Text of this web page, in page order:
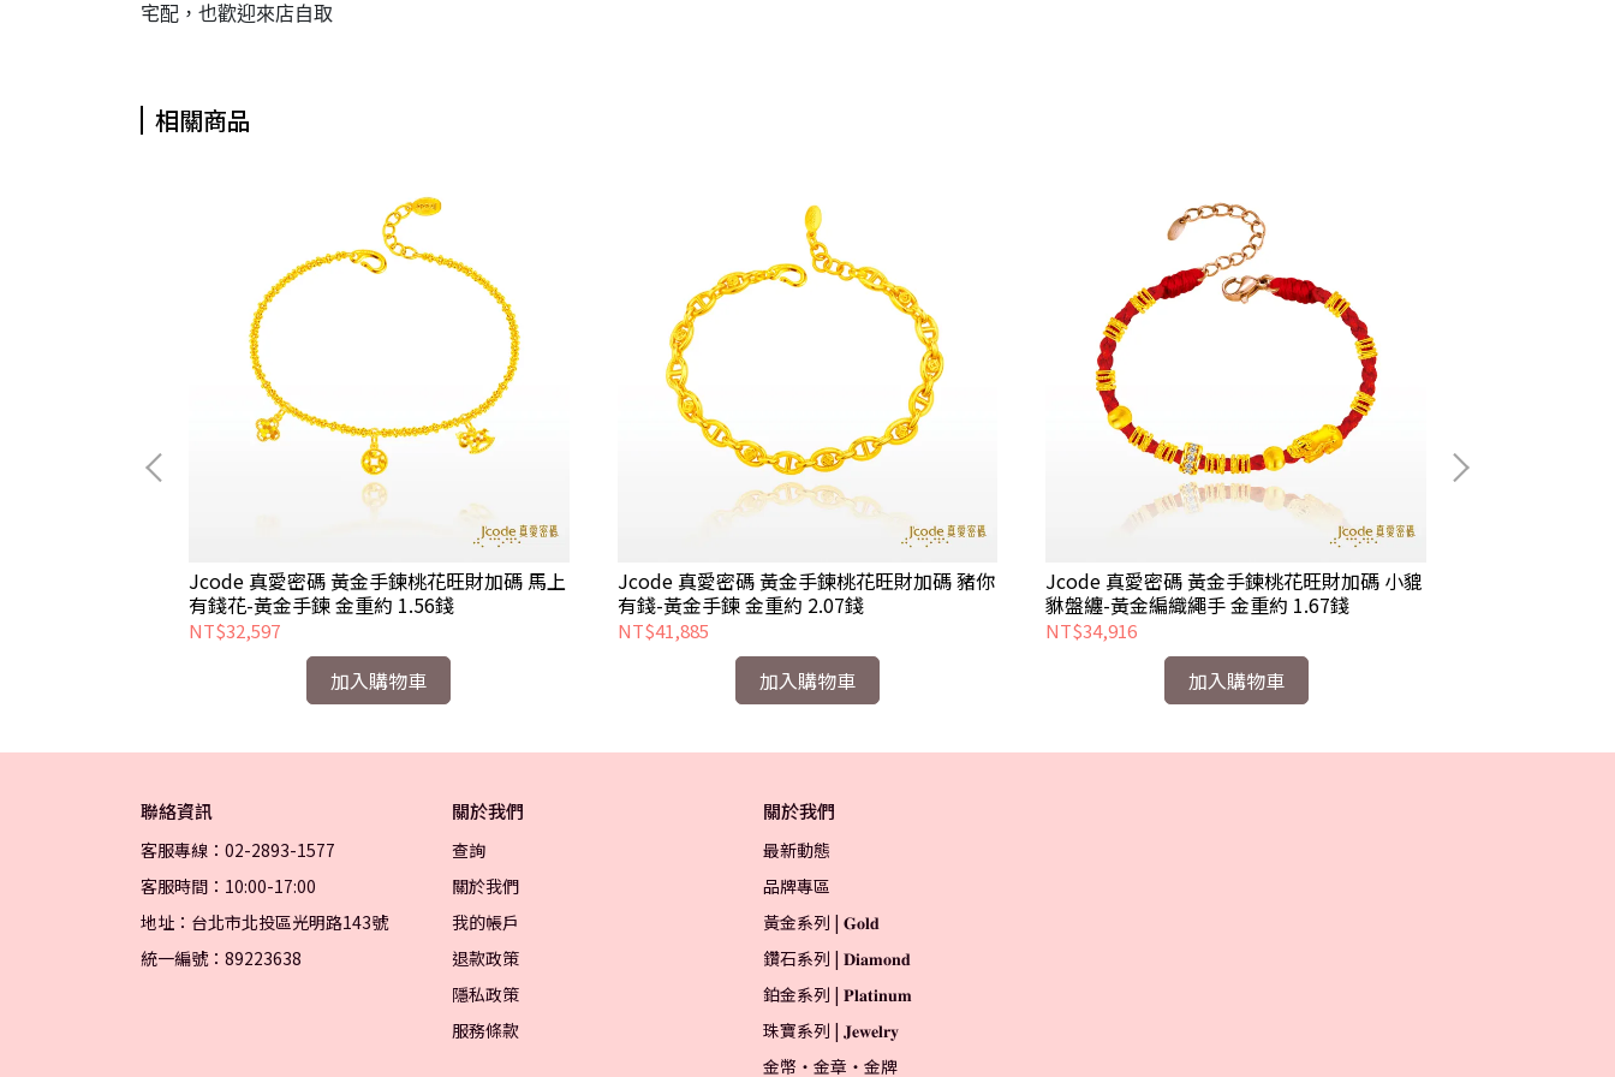
宅配，也歡迎來店自取
相關商品
Jcode 真愛密碼 黃金手鍊桃花旺財加碼 馬上
有錢花-黃金手鍊 金重約 1.56錢
NT$32,597
加入購物車
Jcode 真愛密碼 黃金手鍊桃花旺財加碼 豬你
有錢-黃金手鍊 金重約 2.07錢
NT$41,885
加入購物車
Jcode 真愛密碼 黃金手鍊桃花旺財加碼 小貔
貅盤纏-黃金編織繩手 金重約 1.67錢
NT$34,916
加入購物車
聯絡資訊
客服專線：02-2893-1577
客服時間：10:00-17:00
地址：台北市北投區光明路143號
統一編號：89223638
關於我們
查詢
關於我們
我的帳戶
退款政策
隱私政策
服務條款
關於我們
最新動態
品牌專區
黃金系列 | 𝐆𝐨𝐥𝐝
鑽石系列 | 𝐃𝐢𝐚𝐦𝐨𝐧𝐝
鉑金系列 | 𝐏𝐥𝐚𝐭𝐢𝐧𝐮𝐦
珠寶系列 | 𝐉𝐞𝐰𝐞𝐥𝐫𝐲
金幣・金章・金牌